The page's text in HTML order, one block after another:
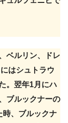
ベルリン、ドレ
はシュトラウ
。翌年1月にハ
ブルックナーの
時、ブルックナ